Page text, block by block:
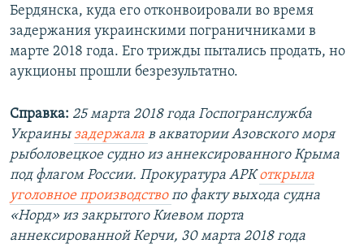
Бердянска, куда его отконвоировали во время
задержания украинскими пограничниками в
марте 2018 года. Его трижды пытались продать, но
аукционы прошли безрезультатно.
Справка: 25 марта 2018 года Госпогранслужба
Украинызадержала в акватории Азовского моря
рыболовецкое судно из аннексированного Крыма
под флагом России. Прокуратура АРКоткрыла
уголовное производствопо факту выхода судна
«Норд» из закрытого Киевом порта
аннексированной Керчи, 30 марта 2018 года